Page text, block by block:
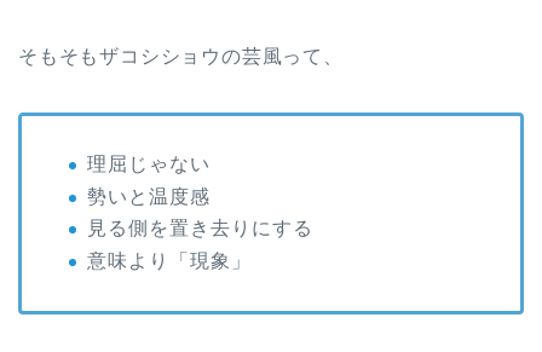
そもそもザコシショウの芸風って、
理屈じゃない
勢いと温度感
見る側を置き去りにする
意味より「現象」